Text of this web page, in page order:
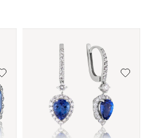
Добавить/удалить из избранного